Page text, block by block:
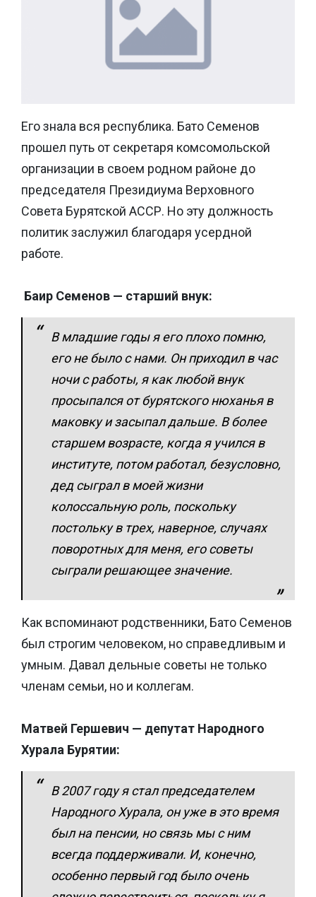
Его знала вся республика. Бато Семенов
прошел путь от секретаря комсомольской
организации в своем родном районе до
председателя Президиума Верховного
Совета Бурятской АССР. Но эту должность
политик заслужил благодаря усердной
работе.
Баир Семенов — старший внук:
В младшие годы я его плохо помню,
его не было с нами. Он приходил в час
ночи с работы, я как любой внук
просыпался от бурятского нюханья в
маковку и засыпал дальше. В более
старшем возрасте, когда я учился в
институте, потом работал, безусловно,
дед сыграл в моей жизни
колоссальную роль, поскольку
постольку в трех, наверное, случаях
поворотных для меня, его советы
сыграли решающее значение.
Как вспоминают родственники, Бато Семенов
был строгим человеком, но справедливым и
умным. Давал дельные советы не только
членам семьи, но и коллегам.
Матвей Гершевич — депутат Народного
Хурала Бурятии:
В 2007 году я стал председателем
Народного Хурала, он уже в это время
был на пенсии, но связь мы с ним
всегда поддерживали. И, конечно,
особенно первый год было очень